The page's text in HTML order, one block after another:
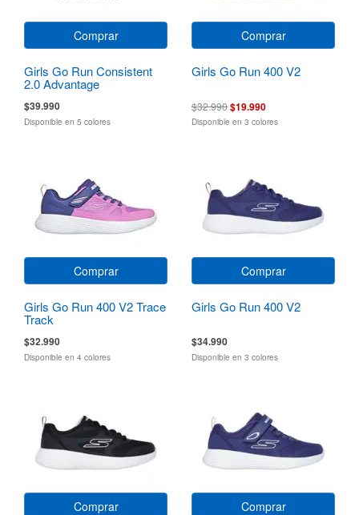
Comprar
Girls Go Run Consistent
2.0 Advantage
$39.990
Disponible en 5 colores
Comprar
Girls Go Run 400 V2
$32.990$19.990
Disponible en 3 colores
Comprar
Girls Go Run 400 V2 Trace
Track
$32.990
Disponible en 4 colores
Comprar
Girls Go Run 400 V2
$34.990
Disponible en 3 colores
Comprar Comprar